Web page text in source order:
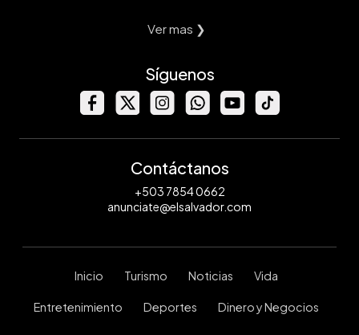
Ver mas ❯
Síguenos
Contáctanos
+503 7854 0662
anunciate@elsalvador.com
Inicio Turismo Noticias Vida
Entretenimiento Deportes Dinero y Negocios